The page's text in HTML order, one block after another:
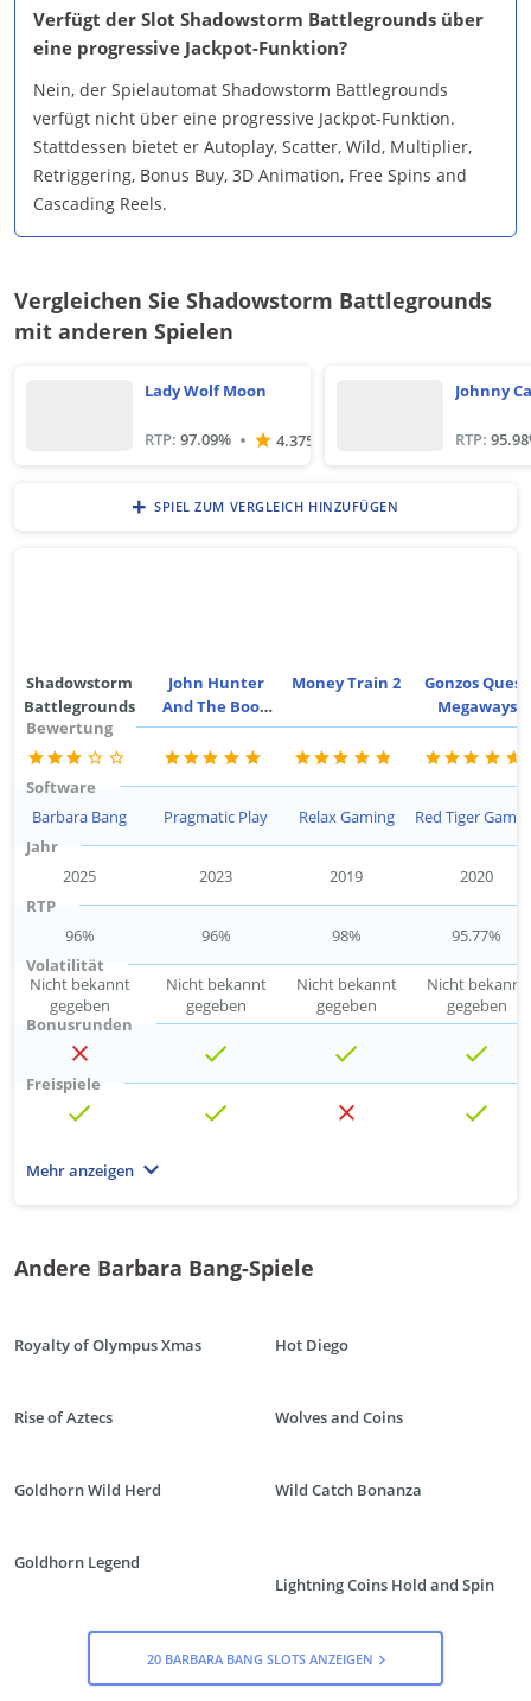
Verfügt der Slot Shadowstorm Battlegrounds über
eine progressive Jackpot-Funktion?
Nein, der Spielautomat Shadowstorm Battlegrounds
verfügt nicht über eine progressive Jackpot-Funktion.
Stattdessen bietet er Autoplay, Scatter, Wild, Multiplier,
Retriggering, Bonus Buy, 3D Animation, Free Spins and
Cascading Reels.
Vergleichen Sie Shadowstorm Battlegrounds
mit anderen Spielen
Lady Wolf Moon
RTP: 97.09% 4.375
Johnny
RTP: 95.98
+ SPIEL ZUM VERGLEICH HINZUFÜGEN
Bewertung
Software
Jahr
RTP
Volatilität
Bonusrunden
Freispiele
Scatter
Maximaler Gewinn pro Linie
Weitere Funktionen
Shadowstorm
Battlegrounds
Barbara Bang
2025
96%
Nicht bekannt
gegeben
6x
Walzen
John Hunter
And The Book
Of Tut
Megaways
Pragmatic Play
2023
96%
Nicht bekannt
gegeben
Money Train 2
Relax Gaming
2019
98%
Nicht bekannt
gegeben
Autoplay, Walzen
Gonzos Quest
Megaways
Red Tiger
2020
95.77%
Nicht bekannt
gegeben
Autoplay, 3d-
Mehr anzeigen
Andere Barbara Bang-Spiele
Royalty of Olympus Xmas Hot Diego
Rise of Aztecs Wolves and Coins
Goldhorn Wild Herd Wild Catch Bonanza
Goldhorn Legend
Lightning Coins Hold and Spin
20 BARBARA BANG SLOTS ANZEIGEN